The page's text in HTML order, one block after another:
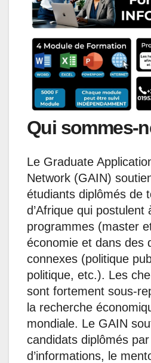
Qui sommes-
Le Graduate
Network (GAIN)
étudiants diplômés de
d’Afrique qui postulent
programmes (master
économie et dans des
connexes (politique
politique, etc.). Les
sont fortement sous-
la recherche
mondiale. Le GAIN
candidats diplômés
d’informations, le